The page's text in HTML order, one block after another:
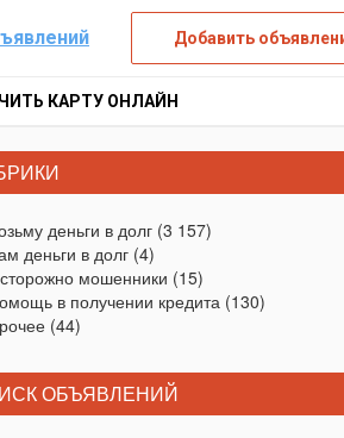
Добавить
КАРТУ ОНЛАЙН
деньги в долг(3 157)
деньги в долг(4)
мошенники (15)
в получении кредита(130)
(44)
ОБЪЯВЛЕНИЙ